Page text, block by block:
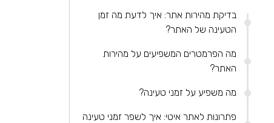
בדיקת מהירות אתר: איך לדעת מה זמן
הטעינה של האתר?
מה הפרמטרים המשפיעים על מהירות
האתר?
מה משפיע על זמני טעינה?
פתרונות לאתר איטי: איך לשפר זמני טעינה